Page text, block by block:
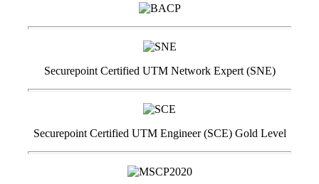
Securepoint Certified UTM Network Expert (SNE)
Securepoint Certified UTM Engineer (SCE) Gold Level